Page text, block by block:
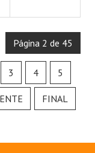
Página 2 de 45
3 4 5
FINAL